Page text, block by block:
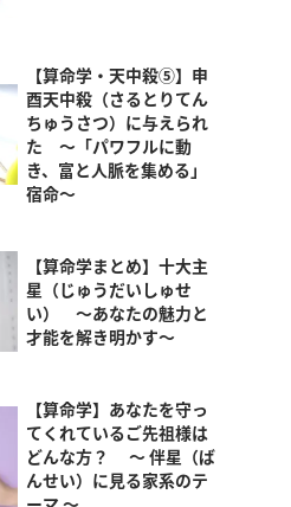
【算命学・天中殺⑤】申
酉天中殺（さるとりてん
ちゅうさつ）に与えられ
た ～「パワフルに動
き、富と人脈を集める」
宿命～
【算命学まとめ】十大主
星（じゅうだいしゅせ
い） ～あなたの魅力と
才能を解き明かす～
【算命学】あなたを守っ
てくれているご先祖様は
どんな方？ ～ 伴星（ば
んせい）に見る家系のテ